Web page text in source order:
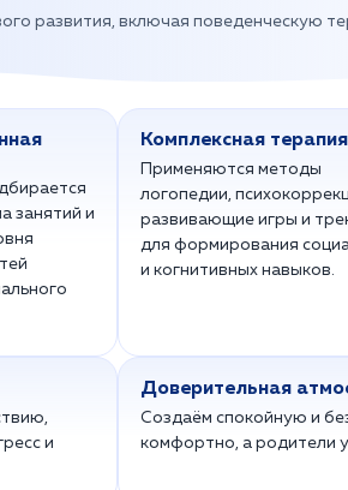
развития, включая поведенческую
занятий и
Комплексная терапия
Применяются методы
логопедии,
развивающие игры и
для формирования
и когнитивных навыков.
и
Доверительная
Создаём спокойную и
комфортно, а родители